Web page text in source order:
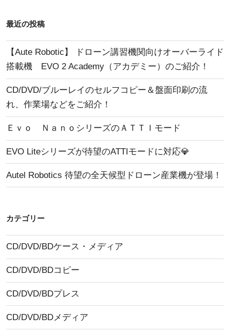
ま
予
約
枠
ご
ざ
い
ま
す！”
の
最近の投稿
【Aute Robotic】 ドローン講習機関向けオーバーライド
搭載機 EVO 2 Academy（アカデミー）のご紹介！
CD/DVD/ブルーレイのセルフコピー＆盤面印刷の流
れ、作業場などをご紹介！
Ｅｖｏ ＮａｎｏシリーズのＡＴＴＩモード
EVO Liteシリーズが待望のATTIモードに対応💎
Autel Robotics 待望の全天候型ドローン産業機が登場！
カテゴリー
CD/DVD/BDケース・メディア
CD/DVD/BDコピー
CD/DVD/BDプレス
CD/DVD/BDメディア